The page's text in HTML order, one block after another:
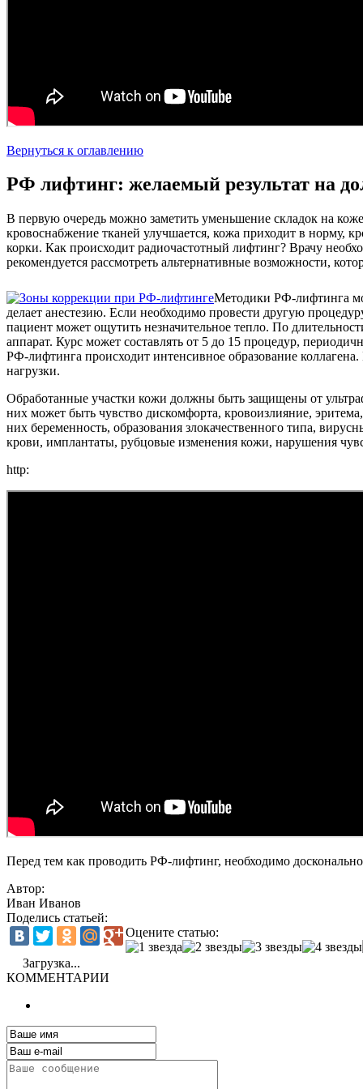
Вернуться к оглавлению
РФ лифтинг: желаемый результат на
В первую очередь можно заметить уменьшение складок на
кровоснабжение тканей улучшается, кожа приходит в норму,
корки. Как происходит радиочастотный лифтинг? Врачу
рекомендуется рассмотреть альтернативные возможности,
Методики РФ-лифтинга
делает анестезию. Если необходимо провести другую
пациент может ощутить незначительное тепло. По
аппарат. Курс может составлять от 5 до 15 процедур,
РФ-лифтинга происходит интенсивное образование
нагрузки.
Обработанные участки кожи должны быть защищены от
них может быть чувство дискомфорта, кровоизлияние,
них беременность, образования злокачественного типа,
крови, имплантаты, рубцовые изменения кожи, нарушения
http:
Перед тем как проводить РФ-лифтинг, необходимо
Автор:
Иван Иванов
Поделись статьей:
Оцените статью:
Загрузка...
КОММЕНТАРИИ